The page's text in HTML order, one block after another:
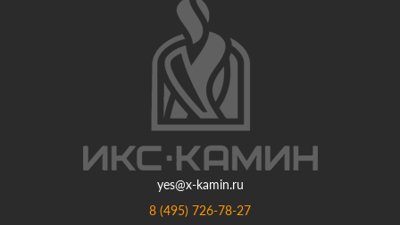
yes@x-kamin.ru
8 (495) 726-78-27